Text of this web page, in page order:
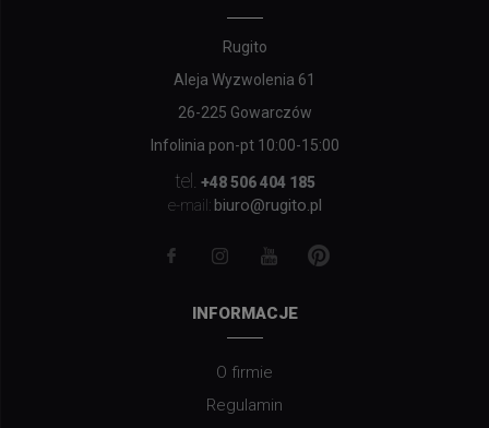
kieszeń, jak i bardziej ekskluzywne wyroby, które powinny zadowolić
swojego domu!
Rugito
Aleja Wyzwolenia 61
26-225 Gowarczów
tel. +48 506 404 185
biuro@rugito.pl